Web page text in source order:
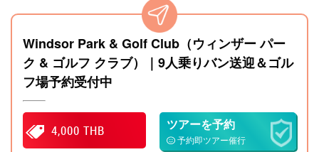
Windsor Park & Golf Club（ウィンザー パー
ク & ゴルフ クラブ）｜9人乗りバン送迎＆ゴル
フ場予約受付中
4,000 THB ツアーを予約
予約即ツアー催行